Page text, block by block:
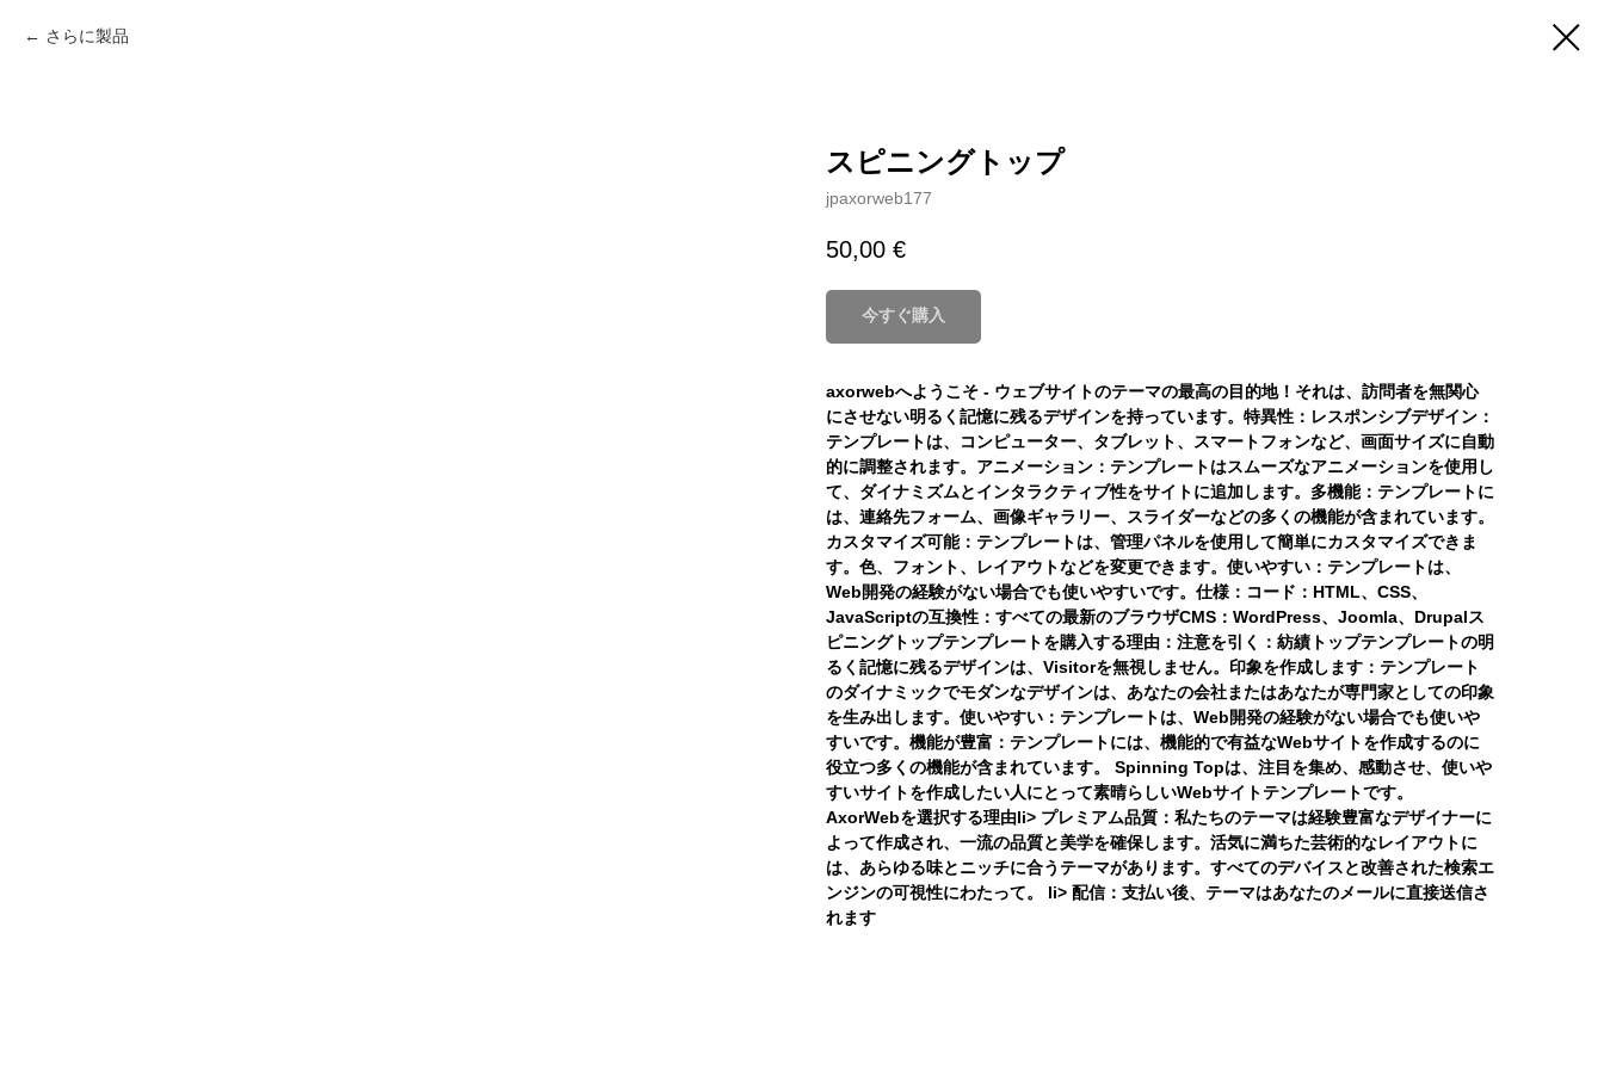
さらに製品
スピニングトップ
jpaxorweb177
50,00 €
今すぐ購入
axorwebへようこそ - ウェブサイトのテーマの最高の目的地！それは、訪問者を無関心
にさせない明るく記憶に残るデザインを持っています。特異性：レスポンシブデザイン：
テンプレートは、コンピューター、タブレット、スマートフォンなど、画面サイズに自動
的に調整されます。アニメーション：テンプレートはスムーズなアニメーションを使用し
て、ダイナミズムとインタラクティブ性をサイトに追加します。多機能：テンプレートに
は、連絡先フォーム、画像ギャラリー、スライダーなどの多くの機能が含まれています。
カスタマイズ可能：テンプレートは、管理パネルを使用して簡単にカスタマイズできま
す。色、フォント、レイアウトなどを変更できます。使いやすい：テンプレートは、
Web開発の経験がない場合でも使いやすいです。仕様：コード：HTML、CSS、
JavaScriptの互換性：すべての最新のブラウザCMS：WordPress、Joomla、Drupalス
ピニングトップテンプレートを購入する理由：注意を引く：紡績トップテンプレートの明
るく記憶に残るデザインは、Visitorを無視しません。印象を作成します：テンプレート
のダイナミックでモダンなデザインは、あなたの会社またはあなたが専門家としての印象
を生み出します。使いやすい：テンプレートは、Web開発の経験がない場合でも使いや
すいです。機能が豊富：テンプレートには、機能的で有益なWebサイトを作成するのに
役立つ多くの機能が含まれています。 Spinning Topは、注目を集め、感動させ、使いや
すいサイトを作成したい人にとって素晴らしいWebサイトテンプレートです。
AxorWebを選択する理由li> プレミアム品質： 私たちのテーマは経験豊富なデザイナーに
よって作成され、一流の品質と美学を確保します。活気に満ちた芸術的なレイアウトに
は、あらゆる味とニッチに合うテーマがあります。すべてのデバイスと改善された検索エ
ンジンの可視性にわたって。 li> 配信： 支払い後、テーマはあなたのメールに直接送信さ
れます